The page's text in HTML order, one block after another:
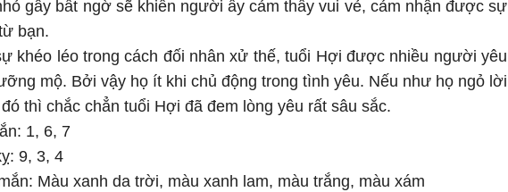
gây bất ngờ sẽ khiến người ấy cảm thấy vui vẻ, cảm nhận được sự
bạn.
khéo léo trong cách đối nhân xử thế, tuổi Hợi được nhiều người yêu
mộ. Bởi vậy họ ít khi chủ động trong tình yêu. Nếu như họ ngỏ lời
thì chắc chẳn tuổi Hợi đã đem lòng yêu rất sâu sắc.
1, 6, 7
9, 3, 4
Màu xanh da trời, màu xanh lam, màu trắng, màu xám